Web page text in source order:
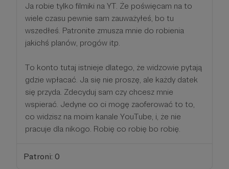
Ja robie tylko filmiki na YT. Że poświęcam na to
wiele czasu pewnie sam zauważyłeś, bo tu
wszedłeś. Patronite zmusza mnie do robienia
jakichś planów, progów itp.
To konto tutaj istnieje dlatego, że widzowie pytają
gdzie wpłacać. Ja się nie proszę, ale każdy datek
się przyda. Zdecyduj sam czy chcesz mnie
wspierać. Jedyne co ci mogę zaoferować to to,
co widzisz na moim kanale YouTube, i, że nie
pracuje dla nikogo. Robię co robię bo robię.
Patroni: 0